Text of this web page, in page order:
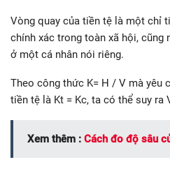
Vòng quay của tiền tệ là một chỉ
chính xác trong toàn xã hội, cũng
ở một cá nhân nói riêng.
Theo công thức K= H / V mà yêu
tiền tệ là Kt = Kc, ta có thể suy ra
Xem thêm : Cách đo độ sâu